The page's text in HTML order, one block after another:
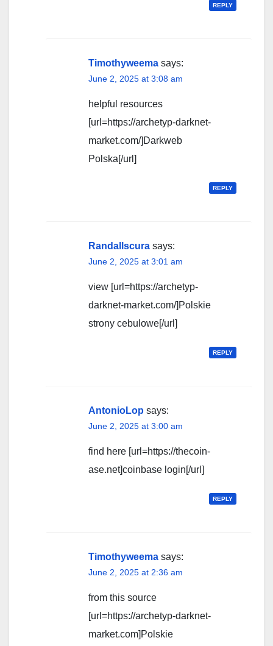
REPLY
Timothyweema says:
June 2, 2025 at 3:08 am
helpful resources
[url=https://archetyp-darknet-
market.com/]Darkweb
Polska[/url]
REPLY
Randallscura says:
June 2, 2025 at 3:01 am
view [url=https://archetyp-
darknet-market.com/]Polskie
strony cebulowe[/url]
REPLY
AntonioLop says:
June 2, 2025 at 3:00 am
find here [url=https://thecoin-
ase.net]coinbase login[/url]
REPLY
Timothyweema says:
June 2, 2025 at 2:36 am
from this source
[url=https://archetyp-darknet-
market.com]Polskie